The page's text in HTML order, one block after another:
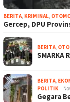
BERITA, KRIMINAL,
Gercep, DPU
BERITA,
SMARKA
BERITA,
POLITIK
Gegara